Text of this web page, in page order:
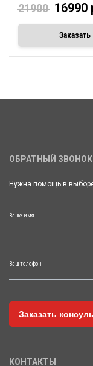
21900 16990
Заказать
ОБРАТНЫЙ ЗВОНОК
Нужна помощь в
Ваше имя
Ваш телефон
КОНТАКТЫ